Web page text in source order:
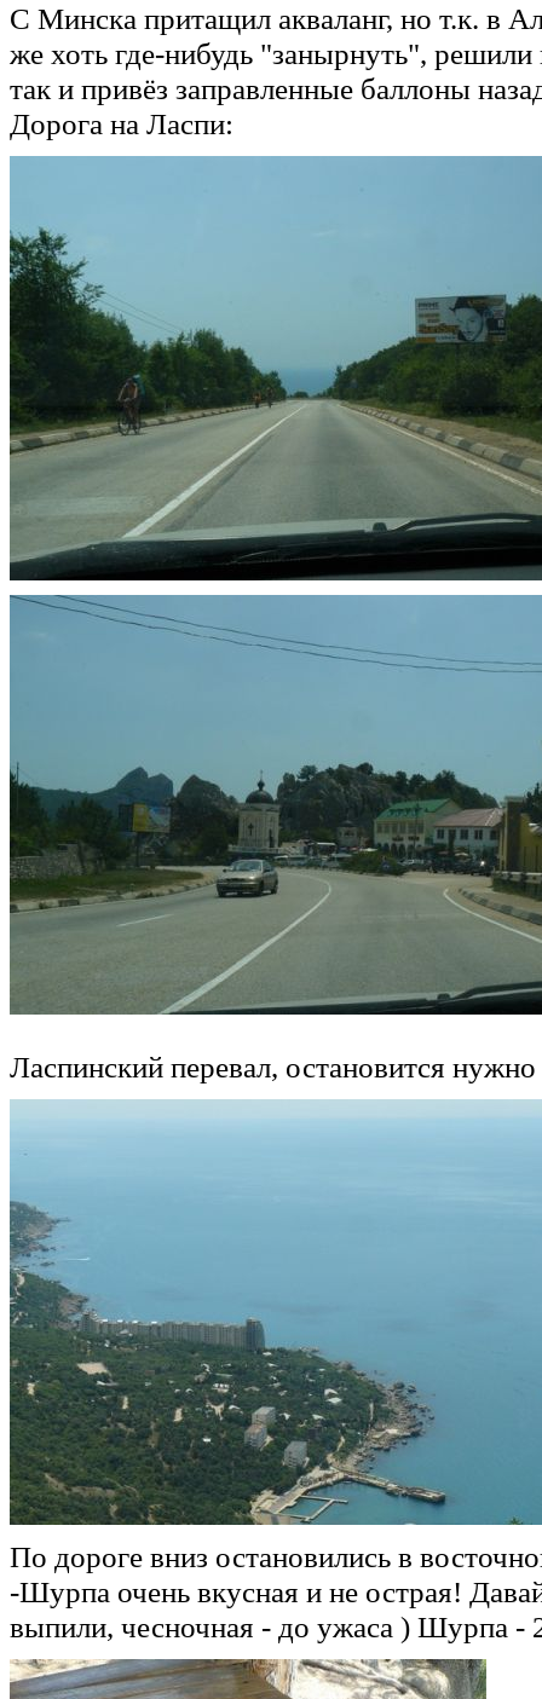
С Минска притащил акваланг, но т.к. в
же хоть где-нибудь "занырнуть",
так и привёз заправленные баллоны
Дорога на Ласпи:
Ласпинский перевал, остановится
По дороге вниз остановились в
-Шурпа очень вкусная и не острая!
выпили, чесночная - до ужаса ) Шурпа -